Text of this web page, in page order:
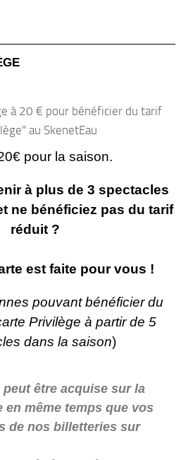
pour la saison.
à plus de 3 spectacles
ne bénéficiez pas du tarif
réduit ?
est faite pour vous !
pouvant bénéficier du
Privilège à partir de 5
dans la saison)
être acquise sur la
même temps que vos
de nos billetteries sur